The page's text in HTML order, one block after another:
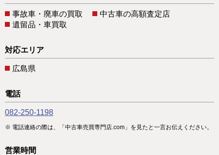
事故車・廃車の買取
中古車の高額査定店
遺留品・車買取
対応エリア
広島県
電話
082-250-1198
電話連絡の際は、「中古車売買専門店.com」を見たと一言お伝えください。
営業時間